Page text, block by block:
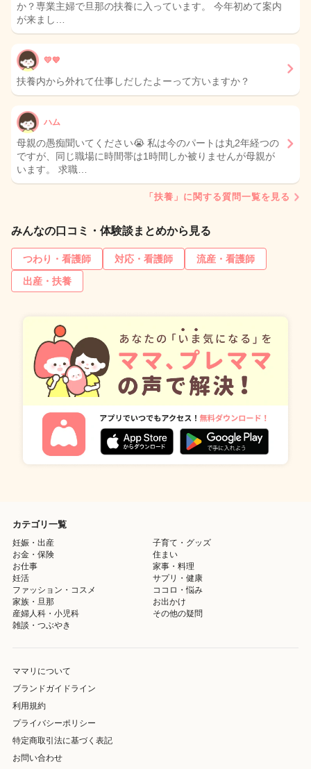
か？専業主婦で旦那の扶養に入っています。 今年初めて案内
が来まし…
💛💙
扶養内から外れて仕事しだしたよーって方いますか？
ハム
母親の愚痴聞いてください😭 私は今のパートは丸2年経つの
ですが、同じ職場に時間帯は1時間しか被りませんが母親が
います。 求職…
「扶養」に関する質問一覧を見る
みんなの口コミ・体験談まとめから見る
つわり・看護師 対応・看護師
流産・看護師
出産・扶養
カテゴリ一覧
妊娠・出産
子育て・グッズ
お金・保険
住まい
お仕事
家事・料理
妊活
サプリ・健康
ファッション・コスメ
ココロ・悩み
家族・旦那
お出かけ
産婦人科・小児科
その他の疑問
雑談・つぶやき
ママリについて
ブランドガイドライン
利用規約
プライバシーポリシー
特定商取引法に基づく表記
お問い合わせ